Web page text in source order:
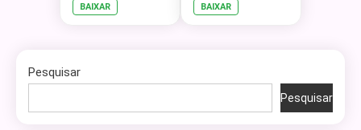
BAIXAR BAIXAR
Pesquisar
Pesquisar